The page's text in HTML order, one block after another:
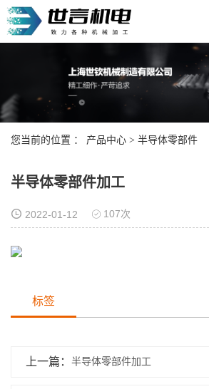
您当前的位置 ： 产品中心 > 半导体零部件
半导体零部件加工
2022-01-12 107次
标签
上一篇： 半导体零部件加工